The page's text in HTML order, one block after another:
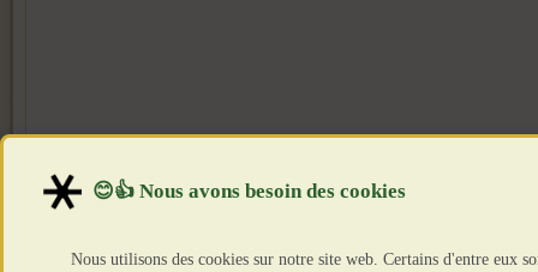
Nous utilisons des cookies sur notre site web. Certains d'entre eux